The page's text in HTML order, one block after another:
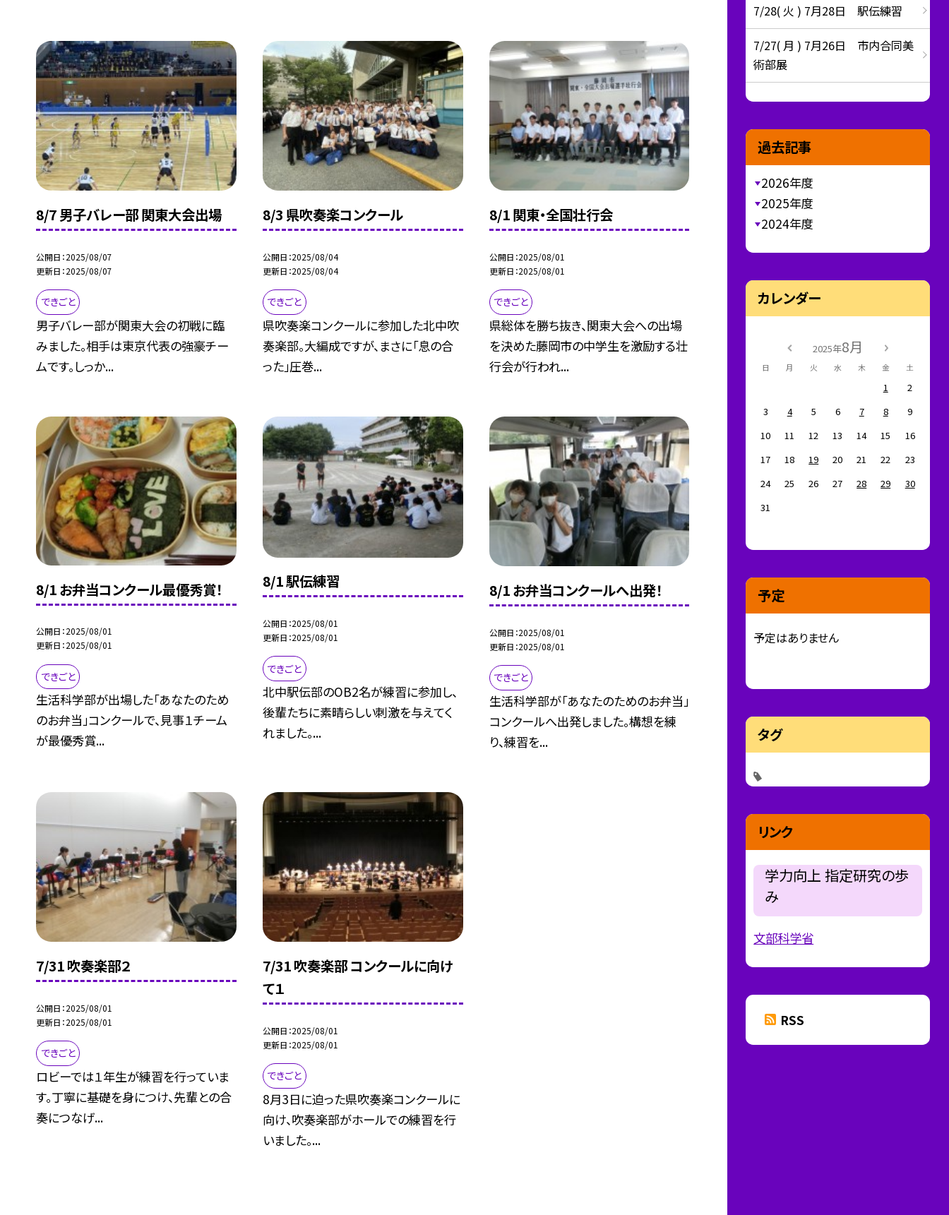
8/7 男子バレー部 関東大会出場
公開日 2025/08/07
更新日 2025/08/07
できごと
男子バレー部が関東大会の初戦に臨
みました。相手は東京代表の強豪チー
ムです。しっか...
8/3 県吹奏楽コンクール
公開日 2025/08/04
更新日 2025/08/04
できごと
県吹奏楽コンクールに参加した北中吹
奏楽部。大編成ですが、まさに「息の合
った」圧巻...
8/1 関東・全国壮行会
公開日 2025/08/01
更新日 2025/08/01
できごと
県総体を勝ち抜き、関東大会への出場
を決めた藤岡市の中学生を激励する壮
行会が行われ...
8/1 お弁当コンクール最優秀賞！
公開日 2025/08/01
更新日 2025/08/01
できごと
生活科学部が出場した「あなたのため
のお弁当」コンクールで、見事１チーム
が最優秀賞...
8/1 駅伝練習
公開日 2025/08/01
更新日 2025/08/01
できごと
北中駅伝部のOB2名が練習に参加し、
後輩たちに素晴らしい刺激を与えてく
れました。...
8/1 お弁当コンクールへ出発！
公開日 2025/08/01
更新日 2025/08/01
できごと
生活科学部が「あなたのためのお弁当」
コンクールへ出発しました。構想を練
り、練習を...
7/31 吹奏楽部２
公開日 2025/08/01
更新日 2025/08/01
できごと
ロビーでは１年生が練習を行っていま
す。丁寧に基礎を身につけ、先輩との合
奏につなげ...
7/31 吹奏楽部 コンクールに向け
て１
公開日 2025/08/01
更新日 2025/08/01
できごと
8月3日に迫った県吹奏楽コンクールに
向け、吹奏楽部がホールでの練習を行
いました。...
7/28( 火 ) 7月28日 駅伝練習
7/27( 月 ) 7月26日 市内合同美
術部展
過去記事
2026年度
2025年度
2024年度
カレンダー
2025年8月
日 月 火 水 木 金 土
1
2
3
4 5 6 7 8
9
10
11 12 13 14 15
16
17
18 19 20 21 22
23
24
25 26 27 28 29
30
31
予定
予定はありません
タグ
リンク
学力向上 指定研究の歩
み
文部科学省
RSS